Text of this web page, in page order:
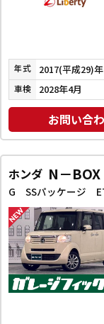
年式 2017(平成29)年
車検 2028年4月
お問い合
ホンダ N－BOX